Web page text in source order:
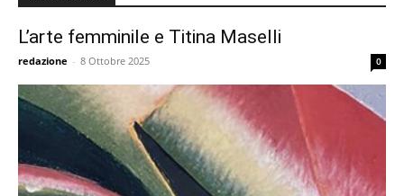
L’arte femminile e Titina Maselli
redazione - 8 Ottobre 2025 0